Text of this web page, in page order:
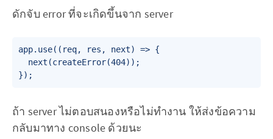
ดักจับ error ที่จะเกิดขึ้นจาก server
app.use((req, res, next) => {
  next(createError(404));
ถ้า server ไม่ตอบสนองหรือไม่ทำงาน ให้ส่งข้อความ
กลับมาทาง console ด้วยนะ